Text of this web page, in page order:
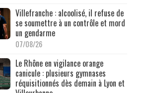
Villefranche : alcoolisé, il refuse de
se soumettre à un contrôle et mord
un gendarme
07/08/26
Le Rhône en vigilance orange
canicule : plusieurs gymnases
réquisitionnés dès demain à Lyon et